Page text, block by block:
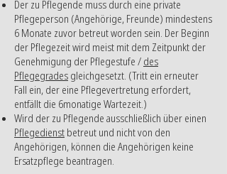
Der zu Pflegende muss durch eine private
Pflegeperson (Angehörige, Freunde) mindestens
6 Monate zuvor betreut worden sein. Der Beginn
der Pflegezeit wird meist mit dem Zeitpunkt der
Genehmigung der Pflegestufe / des
Pflegegrades gleichgesetzt. (Tritt ein erneuter
Fall ein, der eine Pflegevertretung erfordert,
entfällt die 6monatige Wartezeit.)
Wird der zu Pflegende ausschließlich über einen
Pflegedienst betreut und nicht von den
Angehörigen, können die Angehörigen keine
Ersatzpflege beantragen.